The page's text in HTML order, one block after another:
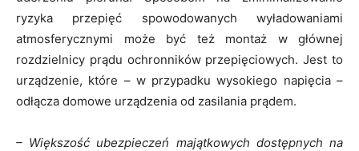
ryzyka przepięć spowodowanych wyładowaniami
atmosferycznymi może być też montaż w głównej
rozdzielnicy prądu ochronników przepięciowych. Jest to
urządzenie, które – w przypadku wysokiego napięcia –
odłącza domowe urządzenia od zasilania prądem.
– Większość ubezpieczeń majątkowych dostępnych na